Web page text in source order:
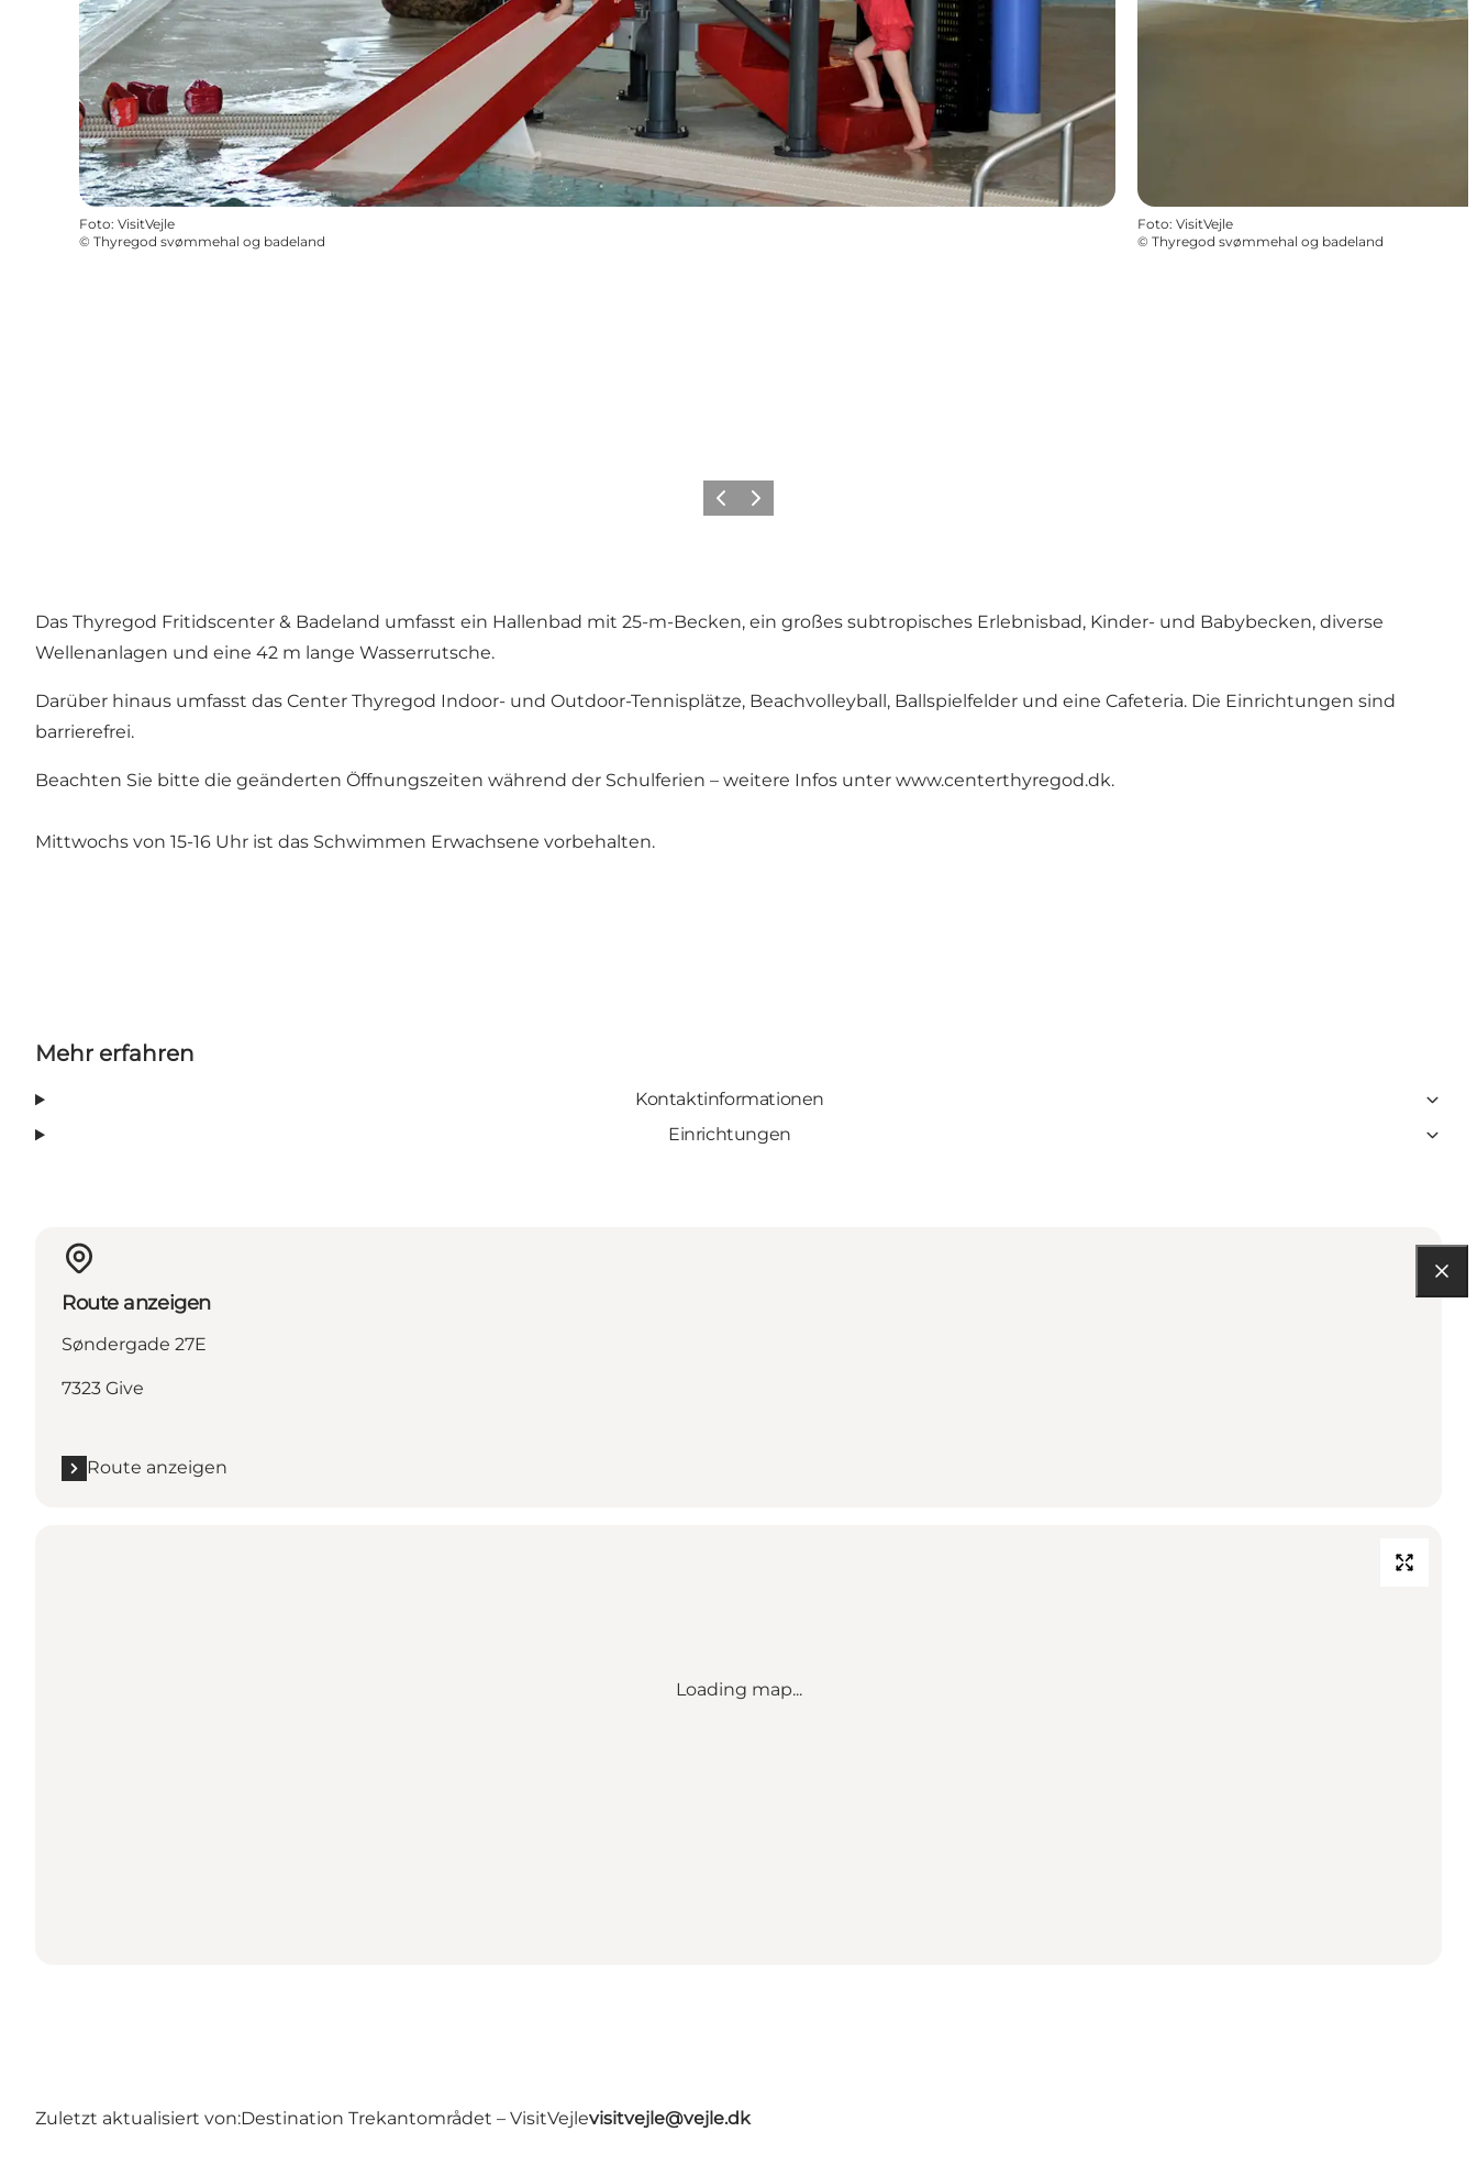
Foto: VisitVejle
© Thyregod svømmehal og badeland
Foto: VisitVejle
© Thyregod svømmehal og badeland
ZurückWeiter
Das Thyregod Fritidscenter & Badeland umfasst ein Hallenbad mit 25-m-Becken, ein großes subtropisches Erlebnisbad, Kinder- und Babybecken, diverse
Wellenanlagen und eine 42 m lange Wasserrutsche.
Darüber hinaus umfasst das Center Thyregod Indoor- und Outdoor-Tennisplätze, Beachvolleyball, Ballspielfelder und eine Cafeteria. Die Einrichtungen sind
barrierefrei.
Beachten Sie bitte die geänderten Öffnungszeiten während der Schulferien – weitere Infos unter www.centerthyregod.dk.
Mittwochs von 15-16 Uhr ist das Schwimmen Erwachsene vorbehalten.
Mehr erfahren
Kontaktinformationen
Einrichtungen
Route anzeigen
Søndergade 27E
7323 Give
Route anzeigen
Loading map...
Zuletzt aktualisiert von:Destination Trekantområdet – VisitVejlevisitvejle@vejle.dk